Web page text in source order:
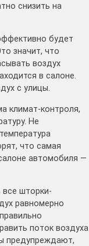
снизить на
будет
значит, что
воздух
в салоне.
с улицы.
климат-контроля,
Не
что самая
автомобиля —
все шторки-
равномерно
поток воздуха
предупреждают,